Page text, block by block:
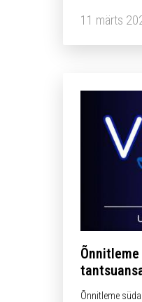
11 märts
puhul!
Õnnitleme